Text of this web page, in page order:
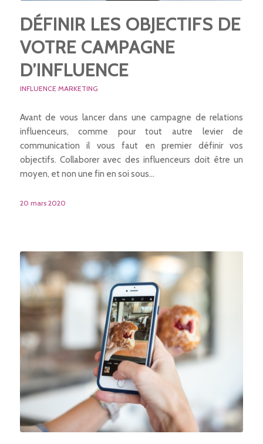
DÉFINIR LES OBJECTIFS DE
VOTRE CAMPAGNE
D’INFLUENCE
INFLUENCE MARKETING
Avant de vous lancer dans une campagne de relations
influenceurs, comme pour tout autre levier de
communication il vous faut en premier définir vos
objectifs. Collaborer avec des influenceurs doit être un
moyen, et non une fin en soi sous…
20 mars 2020